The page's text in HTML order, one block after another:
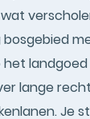
landgoed
lange
Je